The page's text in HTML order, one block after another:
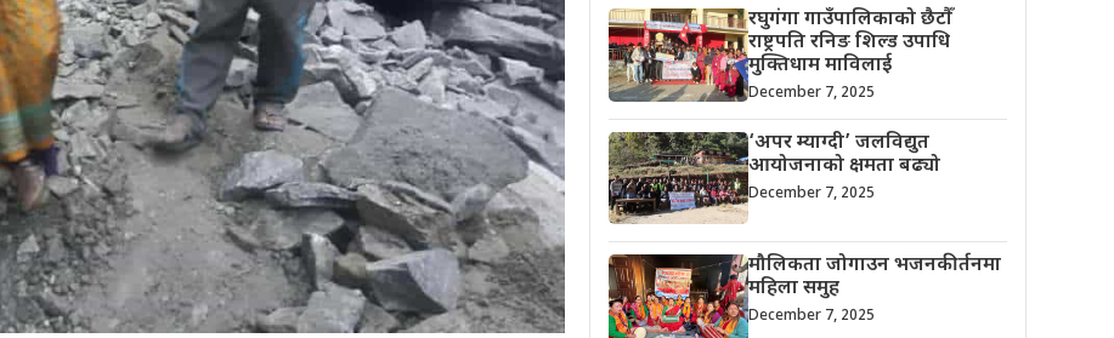
रघुगंगा गाउँपालिकाको छैटौँ
राष्ट्रपति रनिङ शिल्ड उपाधि
मुक्तिधाम माविलाई
December 7, 2025
‘अपर म्याग्दी’ जलविद्युत
आयोजनाको क्षमता बढ्यो
December 7, 2025
मौलिकता जोगाउन भजनकीर्तनमा
महिला समुह
December 7, 2025